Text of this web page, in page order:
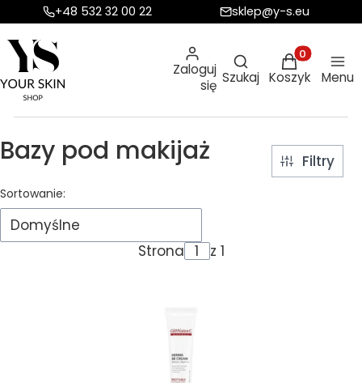
+48 532 32 00 22 sklep@y-s.eu
Zaloguj
się
Otwórz
Szukaj
Produkty w
Koszyk Menu
Bazy pod makijaż Filtry
Lista produktów
Sortowanie:
Domyślne
Strona
z 1